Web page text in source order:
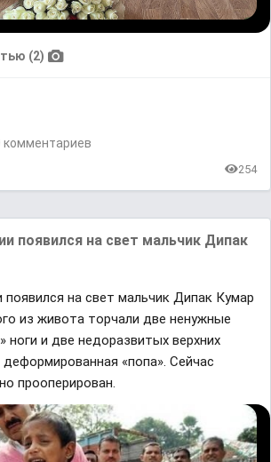
(2)
комментариев
254
появился на свет мальчик Дипак
появился на свет мальчик Дипак Кумар
из живота торчали две ненужные
ноги и две недоразвитых верхних
«попа». Сейчас
прооперирован.